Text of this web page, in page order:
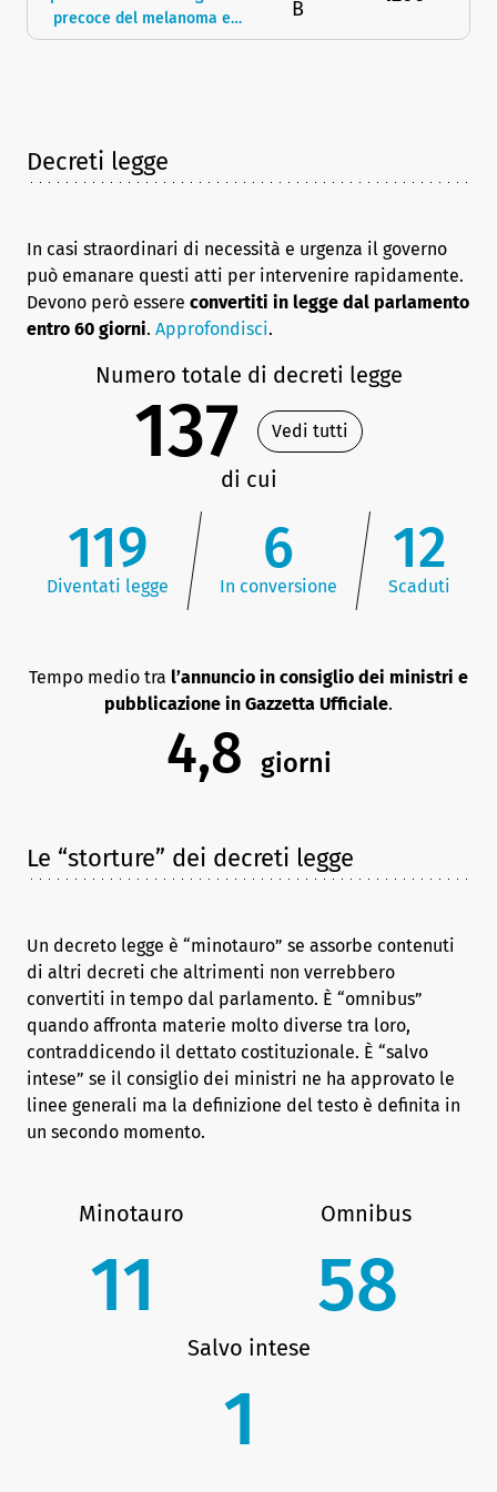
precoce del melanoma e
istituzione della Giornata
B
Decreti legge
In casi straordinari di necessità e urgenza il governo
può emanare questi atti per intervenire rapidamente.
Devono però essere convertiti in legge dal parlamento
entro 60 giorni. Approfondisci.
Numero totale di decreti legge
137 Vedi tutti
di cui
119
Diventati legge
6
In conversione
12
Scaduti
Tempo medio tra l’annuncio in consiglio dei ministri e
pubblicazione in Gazzetta Ufficiale.
4,8 giorni
Le “storture” dei decreti legge
Un decreto legge è “minotauro” se assorbe contenuti
di altri decreti che altrimenti non verrebbero
convertiti in tempo dal parlamento. È “omnibus”
quando affronta materie molto diverse tra loro,
contraddicendo il dettato costituzionale. È “salvo
intese” se il consiglio dei ministri ne ha approvato le
linee generali ma la definizione del testo è definita in
un secondo momento.
Minotauro
11
Omnibus
58
Salvo intese
1